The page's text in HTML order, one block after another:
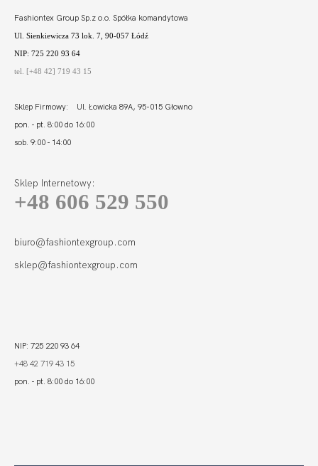
MADERA
CZERWIEŃ
Fashiontex Group Sp.z o.o. Spółka komandytowa
Ul. Sienkiewicza 73 lok. 7, 90-057 Łódź
NIP: 725 220 93 64
tel. [+48 42] 719 43 15
Sklep Firmowy: Ul. Łowicka 89A, 95-015 Głowno
pon. - pt. 8:00 do 16:00
sob. 9:00 - 14:00
Sklep Internetowy:
+48 606 529 550
biuro@fashiontexgroup.com
sklep@fashiontexgroup.com
NIP: 725 220 93 64
+48 42 719 43 15
pon. - pt. 8:00 do 16:00